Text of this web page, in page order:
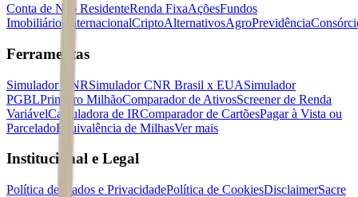
Conta de Não ResidenteRenda FixaAçõesFundos
Imobiliários
InternacionalCriptoAlternativosAgroPrevidência
Ferramentas
Simulador CNRSimulador CNR Brasil x EUASimulador
PGBLPrimeiro MilhãoComparador de AtivosScreener de Renda
VariávelCalculadora de IRComparador de CartõesPagar à Vista ou
ParceladoEquivalência de MilhasVer mais
Institucional e Legal
Política de Dados e PrivacidadePolítica de CookiesDisclaimerSacre